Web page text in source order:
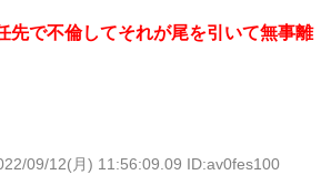
先で不倫してそれが尾を引いて無事離
09/12(月) 11:56:09.09 ID:av0fes100